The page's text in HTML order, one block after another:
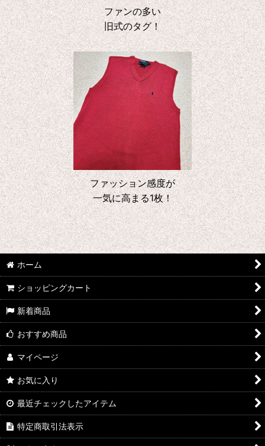
ファンの多い
旧式のタグ！
ファッション感度が
一気に高まる1枚！
ホーム
ショッピングカート
新着商品
おすすめ商品
マイページ
お気に入り
最近チェックしたアイテム
特定商取引法表示